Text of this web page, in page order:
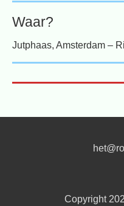
Waar?
Jutphaas, Amsterdam –
Copyright